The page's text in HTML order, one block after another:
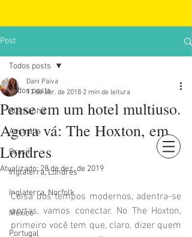
Post
Todos posts
Alemanha
Austrália
Brasil
Inglaterra, Londres
Inglaterra, Norfolk
México
Portugal
Todos posts
Pense em um hotel multiuso.
Agora vá: The Hoxton, em
Londres
Dani Paiva
17 de abr. de 2018 2 min de leitura
Atualizado:28 de dez. de 2019
Coisa dos tempos modernos, adentra-se
portas, vamos conectar. No The Hoxton,
primeiro você tem que, claro, dizer quem